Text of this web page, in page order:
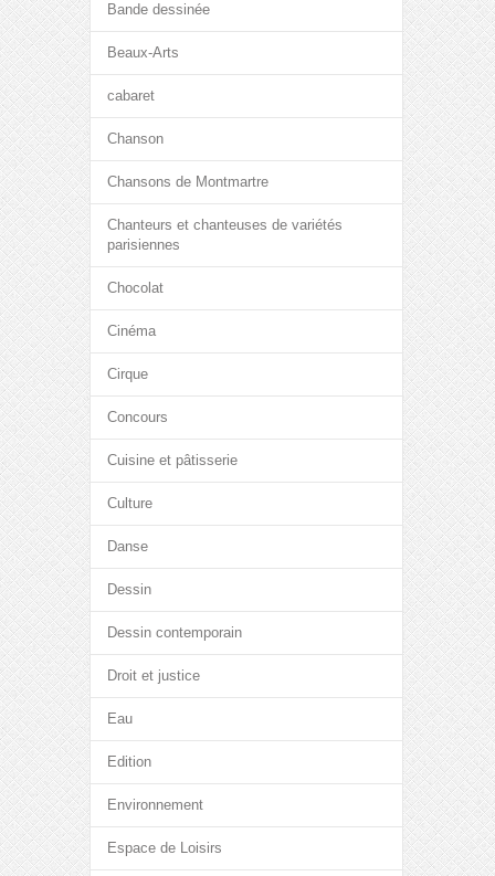
Bande dessinée
Beaux-Arts
cabaret
Chanson
Chansons de Montmartre
Chanteurs et chanteuses de variétés
parisiennes
Chocolat
Cinéma
Cirque
Concours
Cuisine et pâtisserie
Culture
Danse
Dessin
Dessin contemporain
Droit et justice
Eau
Edition
Environnement
Espace de Loisirs